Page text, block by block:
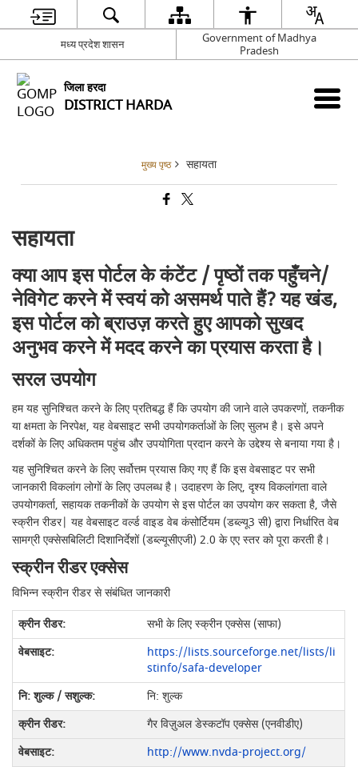
मध्य प्रदेश शासन
Government of Madhya
Pradesh
जिला हरदा
DISTRICT HARDA
मुख्य पृष्ठ सहायता
सहायता
क्या आप इस पोर्टल के कंटेंट / पृष्ठों तक पहुँचने/
नेविगेट करने में स्वयं को असमर्थ पाते हैं? यह खंड,
इस पोर्टल को ब्राउज़ करते हुए आपको सुखद
अनुभव करने में मदद करने का प्रयास करता है।
सरल उपयोग
हम यह सुनिश्चित करने के लिए प्रतिबद्ध हैं कि उपयोग की जाने वाले उपकरणों, तकनीक
या क्षमता के निरपेक्ष, यह वेबसाइट सभी उपयोगकर्ताओं के लिए सुलभ है। इसे अपने
दर्शकों के लिए अधिकतम पहुंच और उपयोगिता प्रदान करने के उद्देश्य से बनाया गया है।
यह सुनिश्चित करने के लिए सर्वोत्तम प्रयास किए गए हैं कि इस वेबसाइट पर सभी
जानकारी विकलांग लोगों के लिए उपलब्ध है। उदाहरण के लिए, दृश्य विकलांगता वाले
उपयोगकर्ता, सहायक तकनीकों के उपयोग से इस पोर्टल का उपयोग कर सकता है, जैसे
स्क्रीन रीडर| यह वेबसाइट वर्ल्ड वाइड वेब कंसोर्टियम (डब्ल्यू3 सी) द्वारा निर्धारित वेब
सामग्री एक्सेसबिलिटी दिशानिर्देशों (डब्ल्यूसीएजी) 2.0 के एए स्तर को पूरा करती है।
स्क्रीन रीडर एक्सेस
विभिन्न स्क्रीन रीडर से संबंधित जानकारी
सभी के लिए स्क्रीन एक्सेस (साफा)
https://lists.sourceforge.net/lists/li
stinfo/safa-developer
नि: शुल्क
गैर विज़ुअल डेस्कटॉप एक्सेस (एनवीडीए)
http://www.nvda-project.org/